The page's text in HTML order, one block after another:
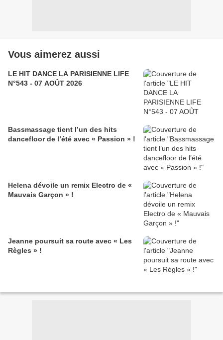
Vous aimerez aussi
LE HIT DANCE LA PARISIENNE LIFE
N°543 - 07 AOÛT 2026
Bassmassage tient l’un des hits
dancefloor de l’été avec « Passion » !
Helena dévoile un remix Electro de «
Mauvais Garçon » !
Jeanne poursuit sa route avec « Les
Règles » !